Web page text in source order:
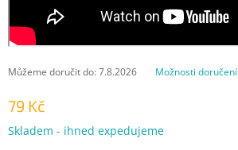
79 Kč
Měrná
Skladem - ihned expedujeme
Můžeme doručit do:7.8.2026 Možnosti doručení